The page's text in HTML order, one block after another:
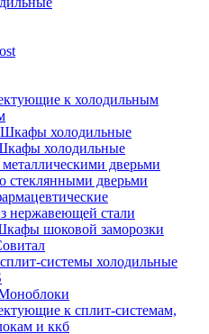
к холодильным
холодильные
холодильные
металлическими дверьми
стеклянными дверьми
нержавеющей стали
шоковой заморозки
системы холодильные
к сплит-системам,
и ккб